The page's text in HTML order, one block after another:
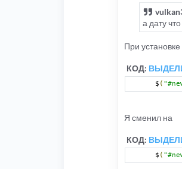
а дату
При
КОД:
$ (
Я сменил на
КОД:
$ (